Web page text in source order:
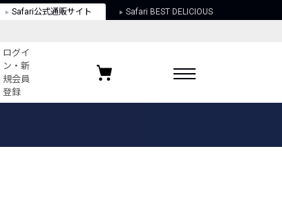
Safari公式通販サイト Safari BEST DELICIOUS
ログイ
ン・新
規会員
登録
お気に入りブランド